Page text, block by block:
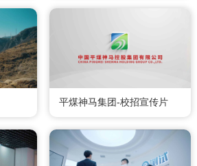
平煤神马集团-校招宣传片